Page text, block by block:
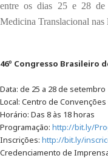
entre os dias 25 e 28 de
Medicina Translacional
46º Congresso Brasileiro
Data: de 25 a 28 de setembro
Local: Centro de
Horário: Das 8 às 18 horas
Programação: http://bit.ly/
Inscrições: http://bit.ly/
Credenciamento de